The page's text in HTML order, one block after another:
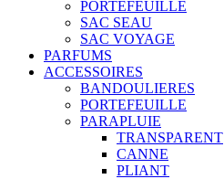
PORTEFEUILLE
SAC SEAU
SAC VOYAGE
PARFUMS
ACCESSOIRES
BANDOULIERES
PORTEFEUILLE
PARAPLUIE
TRANSPARENT
CANNE
PLIANT